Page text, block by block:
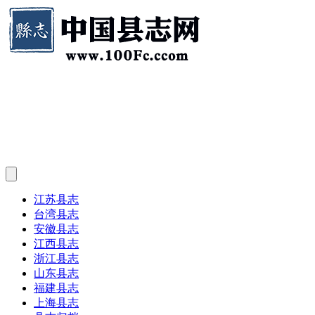
江苏县志
台湾县志
安徽县志
江西县志
浙江县志
山东县志
福建县志
上海县志